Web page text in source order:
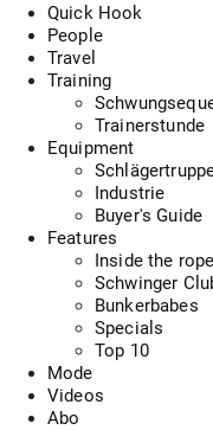
Quick Hook
People
Travel
Training
Trainerstunde
Equipment
Industrie
Buyer's Guide
Features
Inside the
Schwinger
Bunkerbabes
Specials
Top 10
Mode
Videos
Abo